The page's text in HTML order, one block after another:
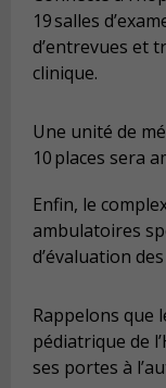
19 salles
d’entrevues et
clinique.
Une unité de
10 places sera
Enfin, le
ambulatoires
d’évaluation
Rappelons que
pédiatrique de
ses portes à